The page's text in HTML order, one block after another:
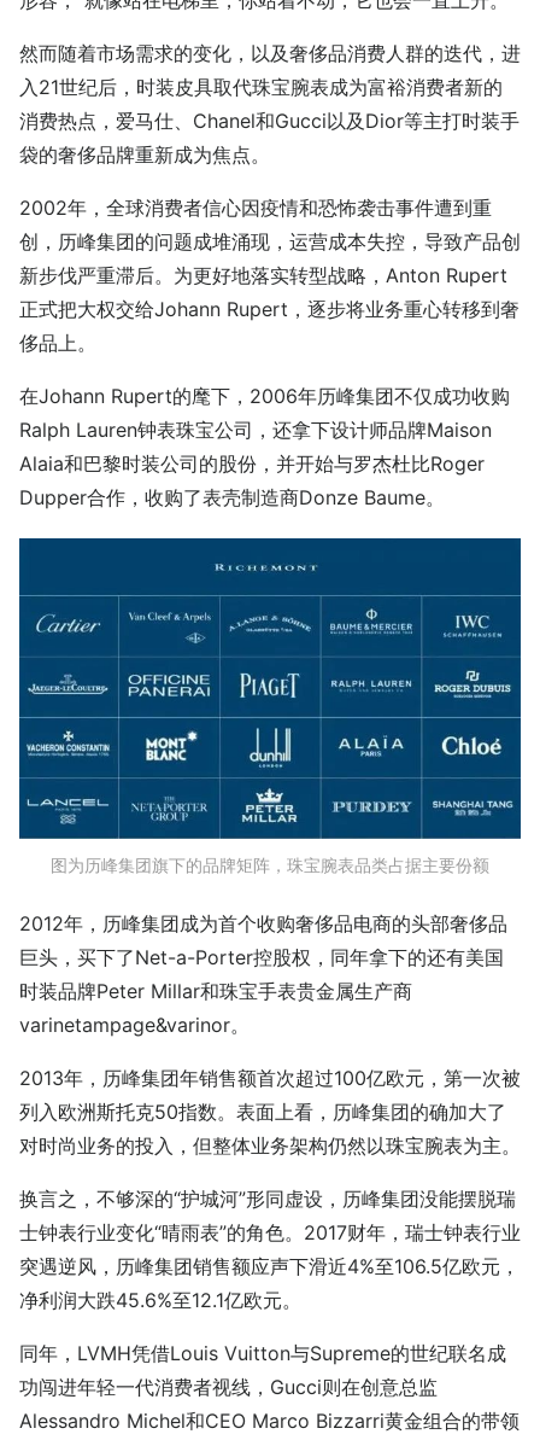
然而随着市场需求的变化，以及奢侈品消费人群的迭代，进
入21世纪后，时装皮具取代珠宝腕表成为富裕消费者新的
消费热点，爱马仕、Chanel和Gucci以及Dior等主打时装手
袋的奢侈品牌重新成为焦点。
2002年，全球消费者信心因疫情和恐怖袭击事件遭到重
创，历峰集团的问题成堆涌现，运营成本失控，导致产品创
新步伐严重滞后。为更好地落实转型战略，Anton Rupert
正式把大权交给Johann Rupert，逐步将业务重心转移到奢
侈品上。
在Johann Rupert的麾下，2006年历峰集团不仅成功收购
Ralph Lauren钟表珠宝公司，还拿下设计师品牌Maison
Alaia和巴黎时装公司的股份，并开始与罗杰杜比Roger
Dupper合作，收购了表壳制造商Donze Baume。
图为历峰集团旗下的品牌矩阵，珠宝腕表品类占据主要份额
2012年，历峰集团成为首个收购奢侈品电商的头部奢侈品
巨头，买下了Net-a-Porter控股权，同年拿下的还有美国
时装品牌Peter Millar和珠宝手表贵金属生产商
varinetampage&varinor。
2013年，历峰集团年销售额首次超过100亿欧元，第一次被
列入欧洲斯托克50指数。表面上看，历峰集团的确加大了
对时尚业务的投入，但整体业务架构仍然以珠宝腕表为主。
换言之，不够深的“护城河”形同虚设，历峰集团没能摆脱瑞
士钟表行业变化“晴雨表”的角色。2017财年，瑞士钟表行业
突遇逆风，历峰集团销售额应声下滑近4%至106.5亿欧元，
净利润大跌45.6%至12.1亿欧元。
同年，LVMH凭借Louis Vuitton与Supreme的世纪联名成
功闯进年轻一代消费者视线，Gucci则在创意总监
Alessandro Michel和CEO Marco Bizzarri黄金组合的带领